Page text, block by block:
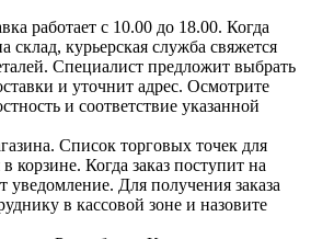
работает с 10.00 до 18.00. Когда
склад, курьерская служба свяжется
Специалист предложит выбрать
и уточнит адрес. Осмотрите
и соответствие указанной
Список торговых точек для
корзине. Когда заказ поступит на
уведомление. Для получения заказа
в кассовой зоне и назовите